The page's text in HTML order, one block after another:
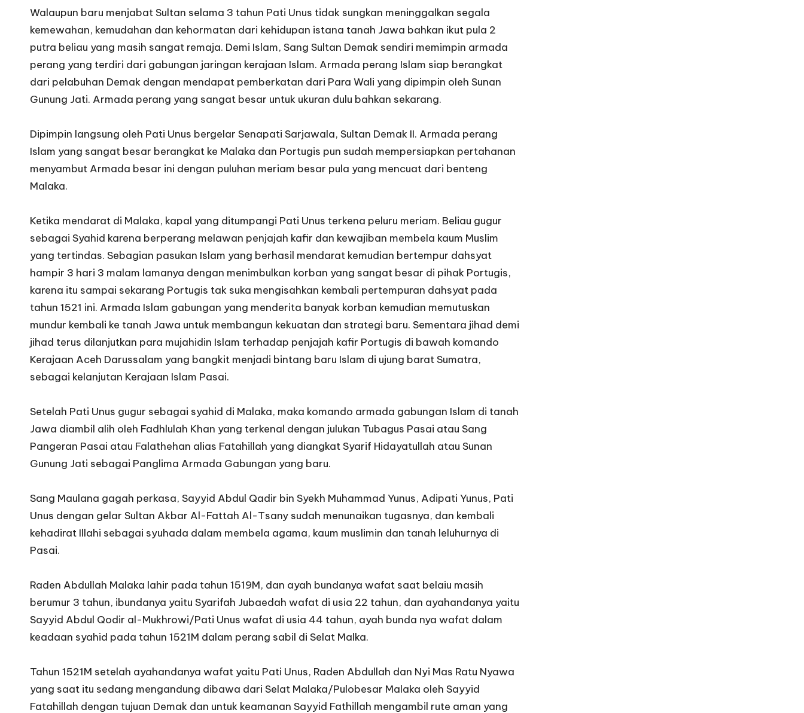
Walaupun baru menjabat Sultan selama 3 tahun Pati Unus tidak sungkan meninggalkan segala
kemewahan, kemudahan dan kehormatan dari kehidupan istana tanah Jawa bahkan ikut pula 2
putra beliau yang masih sangat remaja. Demi Islam, Sang Sultan Demak sendiri memimpin armada
perang yang terdiri dari gabungan jaringan kerajaan Islam. Armada perang Islam siap berangkat
dari pelabuhan Demak dengan mendapat pemberkatan dari Para Wali yang dipimpin oleh Sunan
Gunung Jati. Armada perang yang sangat besar untuk ukuran dulu bahkan sekarang.
Dipimpin langsung oleh Pati Unus bergelar Senapati Sarjawala, Sultan Demak II. Armada perang
Islam yang sangat besar berangkat ke Malaka dan Portugis pun sudah mempersiapkan pertahanan
menyambut Armada besar ini dengan puluhan meriam besar pula yang mencuat dari benteng
Malaka.
Ketika mendarat di Malaka, kapal yang ditumpangi Pati Unus terkena peluru meriam. Beliau gugur
sebagai Syahid karena berperang melawan penjajah kafir dan kewajiban membela kaum Muslim
yang tertindas. Sebagian pasukan Islam yang berhasil mendarat kemudian bertempur dahsyat
hampir 3 hari 3 malam lamanya dengan menimbulkan korban yang sangat besar di pihak Portugis,
karena itu sampai sekarang Portugis tak suka mengisahkan kembali pertempuran dahsyat pada
tahun 1521 ini. Armada Islam gabungan yang menderita banyak korban kemudian memutuskan
mundur kembali ke tanah Jawa untuk membangun kekuatan dan strategi baru. Sementara jihad demi
jihad terus dilanjutkan para mujahidin Islam terhadap penjajah kafir Portugis di bawah komando
Kerajaan Aceh Darussalam yang bangkit menjadi bintang baru Islam di ujung barat Sumatra,
sebagai kelanjutan Kerajaan Islam Pasai.
Setelah Pati Unus gugur sebagai syahid di Malaka, maka komando armada gabungan Islam di tanah
Jawa diambil alih oleh Fadhlulah Khan yang terkenal dengan julukan Tubagus Pasai atau Sang
Pangeran Pasai atau Falathehan alias Fatahillah yang diangkat Syarif Hidayatullah atau Sunan
Gunung Jati sebagai Panglima Armada Gabungan yang baru.
Sang Maulana gagah perkasa, Sayyid Abdul Qadir bin Syekh Muhammad Yunus, Adipati Yunus, Pati
Unus dengan gelar Sultan Akbar Al-Fattah Al-Tsany sudah menunaikan tugasnya, dan kembali
kehadirat Illahi sebagai syuhada dalam membela agama, kaum muslimin dan tanah leluhurnya di
Pasai.
Raden Abdullah Malaka lahir pada tahun 1519M, dan ayah bundanya wafat saat belaiu masih
berumur 3 tahun, ibundanya yaitu Syarifah Jubaedah wafat di usia 22 tahun, dan ayahandanya yaitu
Sayyid Abdul Qodir al-Mukhrowi/Pati Unus wafat di usia 44 tahun, ayah bunda nya wafat dalam
keadaan syahid pada tahun 1521M dalam perang sabil di Selat Malka.
Tahun 1521M setelah ayahandanya wafat yaitu Pati Unus, Raden Abdullah dan Nyi Mas Ratu Nyawa
yang saat itu sedang mengandung dibawa dari Selat Malaka/Pulobesar Malaka oleh Sayyid
Fatahillah dengan tujuan Demak dan untuk keamanan Sayyid Fathillah mengambil rute aman yang